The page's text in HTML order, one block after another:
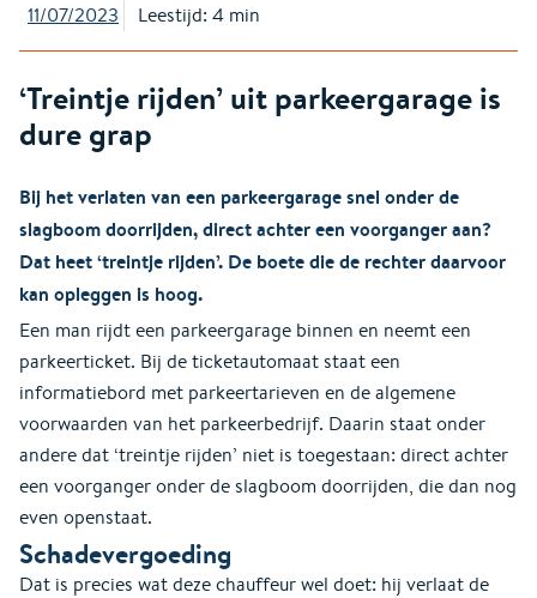
11/07/2023 Leestijd: 4 min
‘Treintje rijden’ uit parkeergarage is
dure grap
Bij het verlaten van een parkeergarage snel onder de
slagboom doorrijden, direct achter een voorganger aan?
Dat heet ‘treintje rijden’. De boete die de rechter daarvoor
kan opleggen is hoog.
Een man rijdt een parkeergarage binnen en neemt een
parkeerticket. Bij de ticketautomaat staat een
informatiebord met parkeertarieven en de algemene
voorwaarden van het parkeerbedrijf. Daarin staat onder
andere dat ‘treintje rijden’ niet is toegestaan: direct achter
een voorganger onder de slagboom doorrijden, die dan nog
even openstaat.
Schadevergoeding
Dat is precies wat deze chauffeur wel doet: hij verlaat de